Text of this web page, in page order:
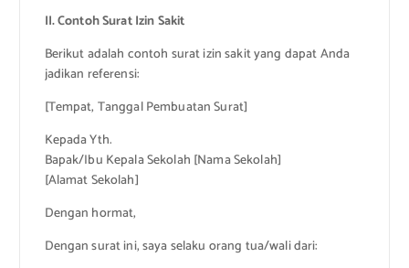
II. Contoh Surat Izin Sakit
Berikut adalah contoh surat izin sakit yang dapat Anda
jadikan referensi:
[Tempat, Tanggal Pembuatan Surat]
Kepada Yth.
Bapak/Ibu Kepala Sekolah [Nama Sekolah]
[Alamat Sekolah]
Dengan hormat,
Dengan surat ini, saya selaku orang tua/wali dari: